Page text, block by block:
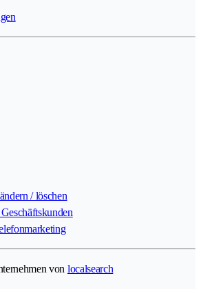
/ löschen
von localsearch